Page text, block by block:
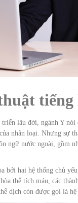
tiếng
lâu đời, ngành Y
nhân loại. Nhưng sự
ngữ nước ngoài, gồm
bởi hai hệ thống chủ
thể tích máu, các
dịch còn được gọi là